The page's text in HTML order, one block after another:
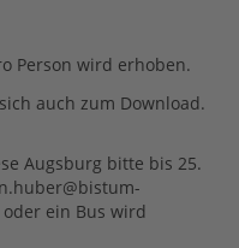
Person wird erhoben.
auch zum Download.
Augsburg bitte bis 25.
ein Bus wird